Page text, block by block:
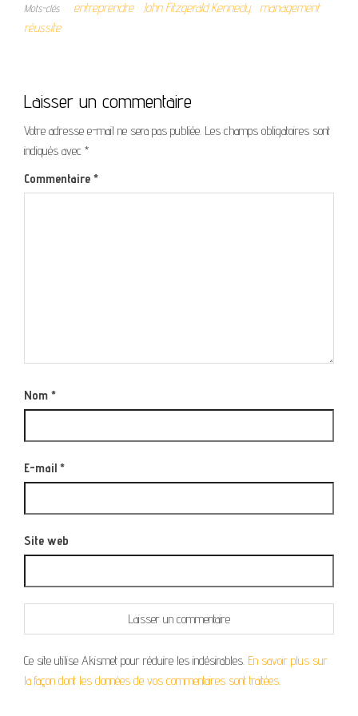
Mots-clés entreprendre John Fitzgerald Kennedy
management
réussite
Laisser un commentaire
Votre adresse e-mail ne sera pas publiée. Les champs obligatoires sont
indiqués avec *
Commentaire *
Nom *
E-mail *
Site web
Ce site utilise Akismet pour réduire les indésirables. En savoir plus sur
la façon dont les données de vos commentaires sont traitées.